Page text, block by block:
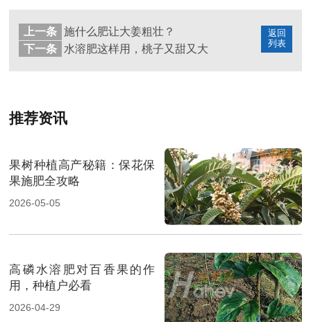
返回
列表
上一条
施什么肥让大姜粗壮？
下一条
水溶肥这样用，桃子又甜又大
推荐资讯
果树种植高产秘籍：保花保
果施肥全攻略
2026-05-05
高磷水溶肥对百香果的作
用，种植户必看
2026-04-29